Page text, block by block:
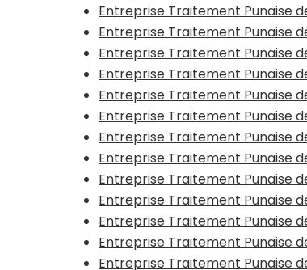
Entreprise Traitement Punaise
Entreprise Traitement Punaise
Entreprise Traitement Punaise
Entreprise Traitement Punaise
Entreprise Traitement Punaise
Entreprise Traitement Punaise
Entreprise Traitement Punaise
Entreprise Traitement Punaise
Entreprise Traitement Punaise
Entreprise Traitement Punaise
Entreprise Traitement Punaise
Entreprise Traitement Punaise
Entreprise Traitement Punaise